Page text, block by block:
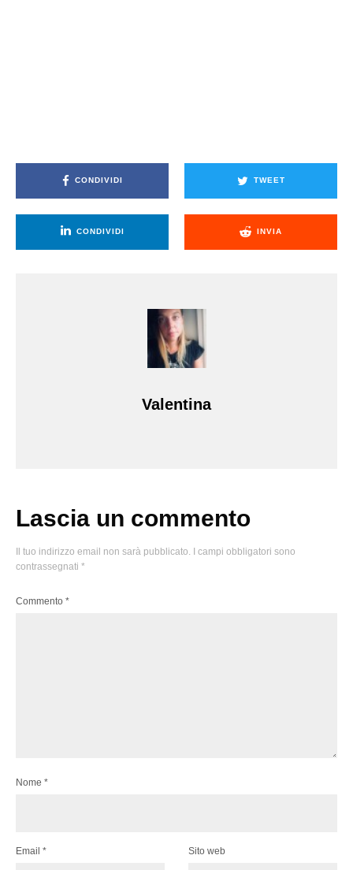
CONDIVIDI TWEET
CONDIVIDI INVIA
Valentina
Lascia un commento
Il tuo indirizzo email non sarà pubblicato.
I campi obbligatori sono
contrassegnati *
Commento *
Nome *
Email * Sito web